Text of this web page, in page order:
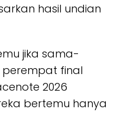
hasil undian
jika sama-
final
2026
bertemu hanya